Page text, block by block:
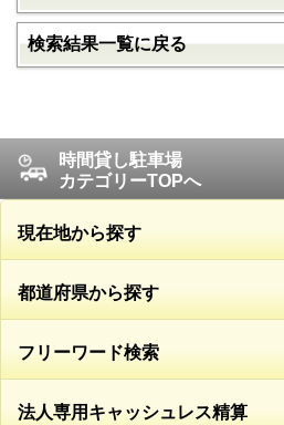
検索結果一覧に戻る
時間貸し駐車場
カテゴリーTOPへ
現在地から探す
都道府県から探す
フリーワード検索
法人専用キャッシュレス精算